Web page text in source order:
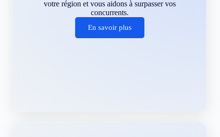
votre région et vous aidons à surpasser vos
concurrents.
En savoir plus